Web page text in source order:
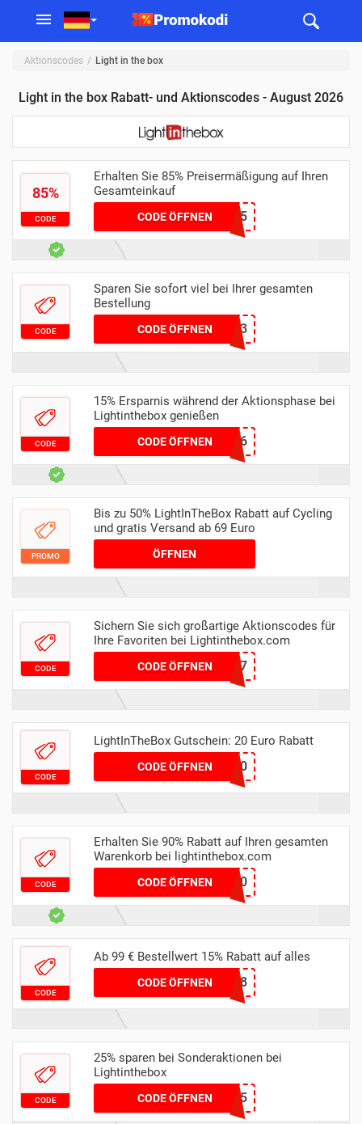
Aktionscodes Light in the box
Light in the box Rabatt- und Aktionscodes - August 2026
85%
CODE
Erhalten Sie 85% Preisermäßigung auf Ihren
Gesamteinkauf
CODE ÖFFNENMCB85
CODE
Sparen Sie sofort viel bei Ihrer gesamten
Bestellung
CODE ÖFFNEN GC13
CODE
15% Ersparnis während der Aktionsphase bei
Lightinthebox genießen
CODE ÖFFNENLITB36
PROMO
Bis zu 50% LightInTheBox Rabatt auf Cycling
und gratis Versand ab 69 Euro
ÖFFNEN
CODE
Sichern Sie sich großartige Aktionscodes für
Ihre Favoriten bei Lightinthebox.com
CODE ÖFFNENEASTER7
CODE
LightInTheBox Gutschein: 20 Euro Rabatt
CODE ÖFFNEN
BIRTHDAY20
CODE
Erhalten Sie 90% Rabatt auf Ihren gesamten
Warenkorb bei lightinthebox.com
CODE ÖFFNENMCB90
CODE
Ab 99 € Bestellwert 15% Rabatt auf alles
CODE ÖFFNENLTS18
CODE
25% sparen bei Sonderaktionen bei
Lightinthebox
CODE ÖFFNENSHEETS25